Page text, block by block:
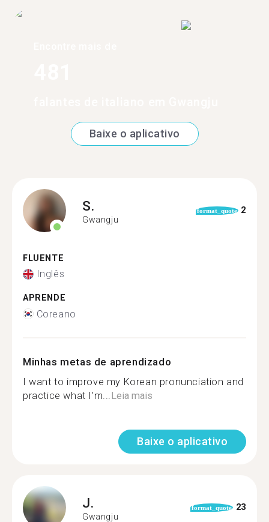
Baixe o aplicativo
S.
Gwangju
format_quote 2
FLUENTE
Inglês
APRENDE
Coreano
Minhas metas de aprendizado
I want to improve my Korean pronunciation and
practice what I’m... Leia mais
Baixe o aplicativo
J.
Gwangju
format_quote 23